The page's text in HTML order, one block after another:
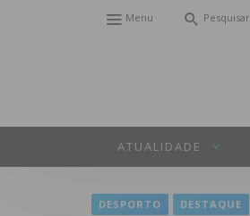
Menu Pesquisar
ATUALIDADE
DESPORTO DESTAQUE